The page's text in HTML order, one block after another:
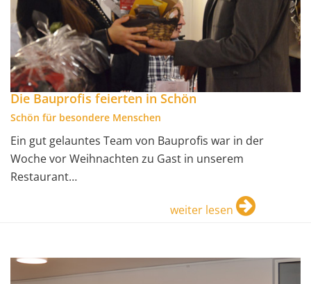
Die Bauprofis feierten in Schön
Schön für besondere Menschen
Ein gut gelauntes Team von Bauprofis war in der
Woche vor Weihnachten zu Gast in unserem
Restaurant…
weiter lesen